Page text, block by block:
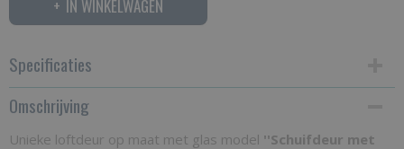
IN WINKELWAGEN
Specificaties
Productcode
Omschrijving
Unieke loftdeur op maat met glas model ''Schuifdeur met